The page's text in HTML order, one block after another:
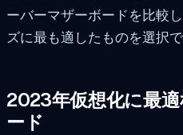
ーバーマザーボードを比較
ズに最も適したものを選択で
2023年仮想化に最
ード